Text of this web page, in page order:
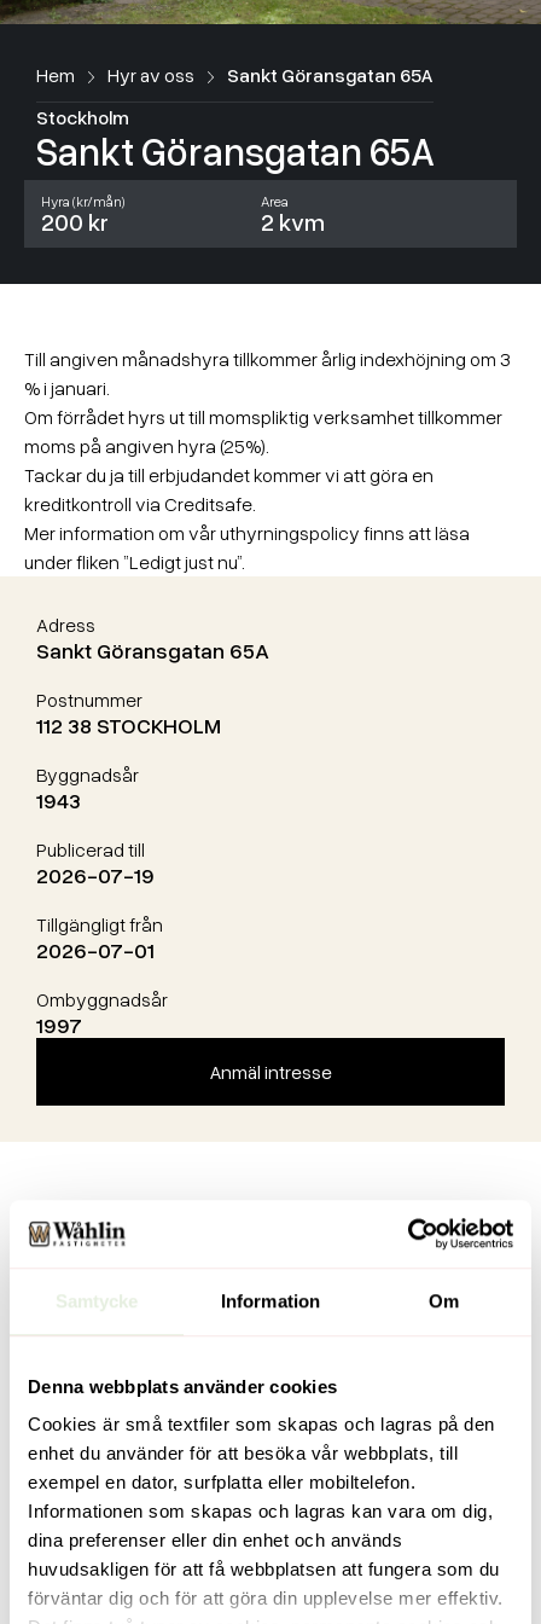
Samtycke Information Om
Denna webbplats använder cookies
Cookies är små textfiler som skapas och lagras på den
enhet du använder för att besöka vår webbplats, till
exempel en dator, surfplatta eller mobiltelefon.
Informationen som skapas och lagras kan vara om dig,
dina preferenser eller din enhet och används
huvudsakligen för att få webbplatsen att fungera som du
förväntar dig och för att göra din upplevelse mer effektiv.
Hem Hyr av oss
Sankt Göransgatan 65A
Stockholm
Sankt Göransgatan 65A
Hyra (kr/mån)
200 kr
Area
2 kvm
Till angiven månadshyra tillkommer årlig indexhöjning om 3
% i januari.
Om förrådet hyrs ut till momspliktig verksamhet tillkommer
moms på angiven hyra (25%).
Tackar du ja till erbjudandet kommer vi att göra en
kreditkontroll via Creditsafe.
Mer information om vår uthyrningspolicy finns att läsa
under fliken ”Ledigt just nu”.
Adress
Sankt Göransgatan 65A
Postnummer
112 38 STOCKHOLM
Byggnadsår
1943
Publicerad till
2026-07-19
Tillgängligt från
2026-07-01
Ombyggnadsår
1997
Anmäl intresse
Sankt Göransgatan 65A